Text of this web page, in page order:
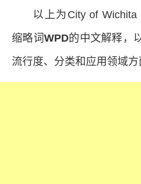
以上为City of
缩略词 WPD的中文解释，
流行度、分类和应用领域方